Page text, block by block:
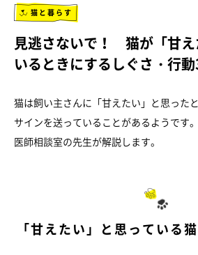
猫と暮らす
見逃さないで！ 猫が「甘え
いるときにするしぐさ・行
猫は飼い主さんに「甘えたい」と思った
サインを送っていることがあるようです
医師相談室の先生が解説します。
「甘えたい」と思っている